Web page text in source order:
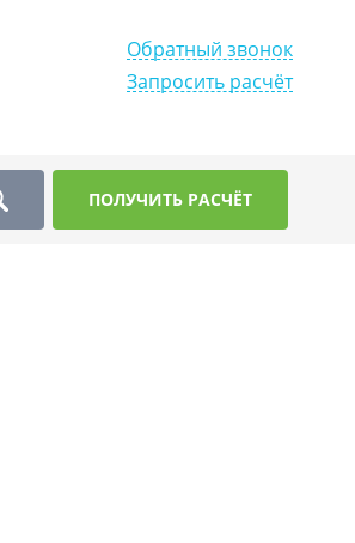
Обратный звонок
Запросить расчёт
ПОЛУЧИТЬ РАСЧЁТ